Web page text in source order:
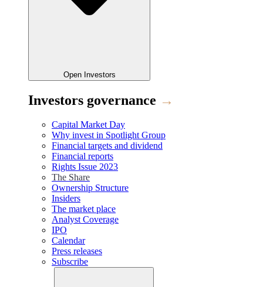
Open Investors
Investors governance →
Capital Market Day
Why invest in Spotlight Group
Financial targets and dividend
Financial reports
Rights Issue 2023
The Share
Ownership Structure
Insiders
The market place
Analyst Coverage
IPO
Calendar
Press releases
Subscribe